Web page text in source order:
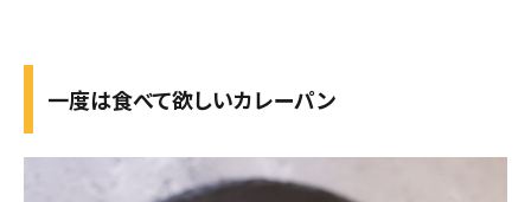
一度は食べて欲しいカレーパン